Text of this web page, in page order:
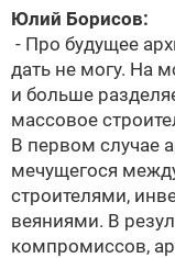
Юлий Борисов:
- Про будущее
дать не могу. На
и больше
массовое
В первом случае
мечущегося
строителями,
веяниями. В
компромиссов,